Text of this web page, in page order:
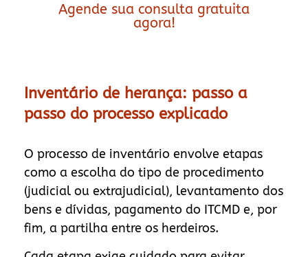
Agende sua consulta gratuita
agora!
Inventário de herança: passo a
passo do processo explicado
O processo de inventário envolve etapas
como a escolha do tipo de procedimento
(judicial ou extrajudicial), levantamento dos
bens e dívidas, pagamento do ITCMD e, por
fim, a partilha entre os herdeiros.